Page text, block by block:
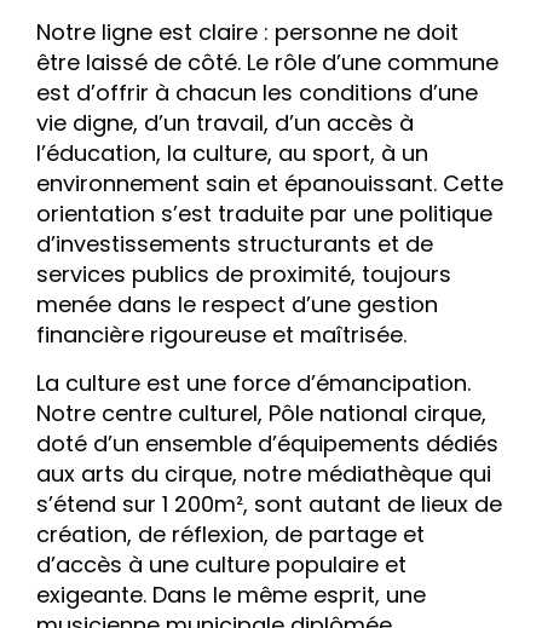
Notre ligne est claire : personne ne doit
être laissé de côté. Le rôle d’une commune
est d’offrir à chacun les conditions d’une
vie digne, d’un travail, d’un accès à
l’éducation, la culture, au sport, à un
environnement sain et épanouissant. Cette
orientation s’est traduite par une politique
d’investissements structurants et de
services publics de proximité, toujours
menée dans le respect d’une gestion
financière rigoureuse et maîtrisée.
La culture est une force d’émancipation.
Notre centre culturel, Pôle national cirque,
doté d’un ensemble d’équipements dédiés
aux arts du cirque, notre médiathèque qui
s’étend sur 1 200m², sont autant de lieux de
création, de réflexion, de partage et
d’accès à une culture populaire et
exigeante. Dans le même esprit, une